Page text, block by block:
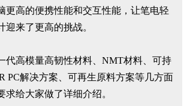
更高的便携性能和交互性能，让笔电轻
迎来了更高的挑战。
代高模量高韧性材料、NMT材料、可持
PC解决方案、可再生原料方案等几方面
求给大家做了详细介绍。